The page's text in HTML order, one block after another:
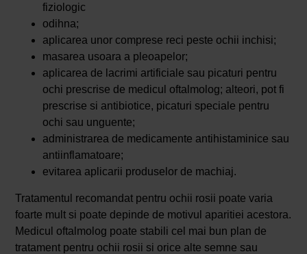
fiziologic
odihna;
aplicarea unor comprese reci peste ochii inchisi;
masarea usoara a pleoapelor;
aplicarea de lacrimi artificiale sau picaturi pentru
ochi prescrise de medicul oftalmolog; alteori, pot fi
prescrise si antibiotice, picaturi speciale pentru
ochi sau unguente;
administrarea de medicamente antihistaminice sau
antiinflamatoare;
evitarea aplicarii produselor de machiaj.
Tratamentul recomandat pentru ochii rosii poate varia
foarte mult si poate depinde de motivul aparitiei acestora.
Medicul oftalmolog poate stabili cel mai bun plan de
tratament pentru ochii rosii si orice alte semne sau